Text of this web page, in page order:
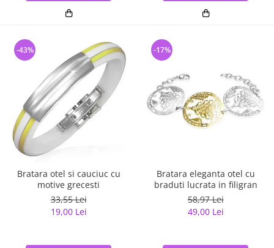
Bratara otel si cauciuc cu
motive grecesti
33,55 Lei
19,00 Lei
-43%
Bratara eleganta otel cu
braduti lucrata in filigran
58,97 Lei
49,00 Lei
-17%